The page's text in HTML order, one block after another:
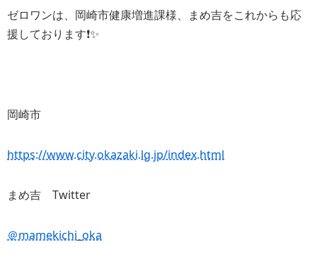
ゼロワンは、岡崎市健康増進課様、まめ吉をこれからも応
援しております❗️✨
岡崎市
https://www.city.okazaki.lg.jp/index.html
まめ吉 Twitter
＠mamekichi_oka